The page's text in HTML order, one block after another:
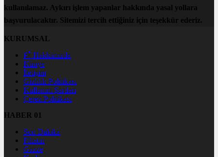
kullanılamaz. Aykırı işlem yapanlar hakkında yasal yollara
başvurulacaktır. Sitemizi tercih ettiğiniz için teşekkür ederiz.
KURUMSAL
📰 Hakkımızda
Künye
İletişim
Gizlilik Politikası
Kullanım Şartları
Çerez Politikası
HABER 01
Son Dakika
Filistin
Gazze